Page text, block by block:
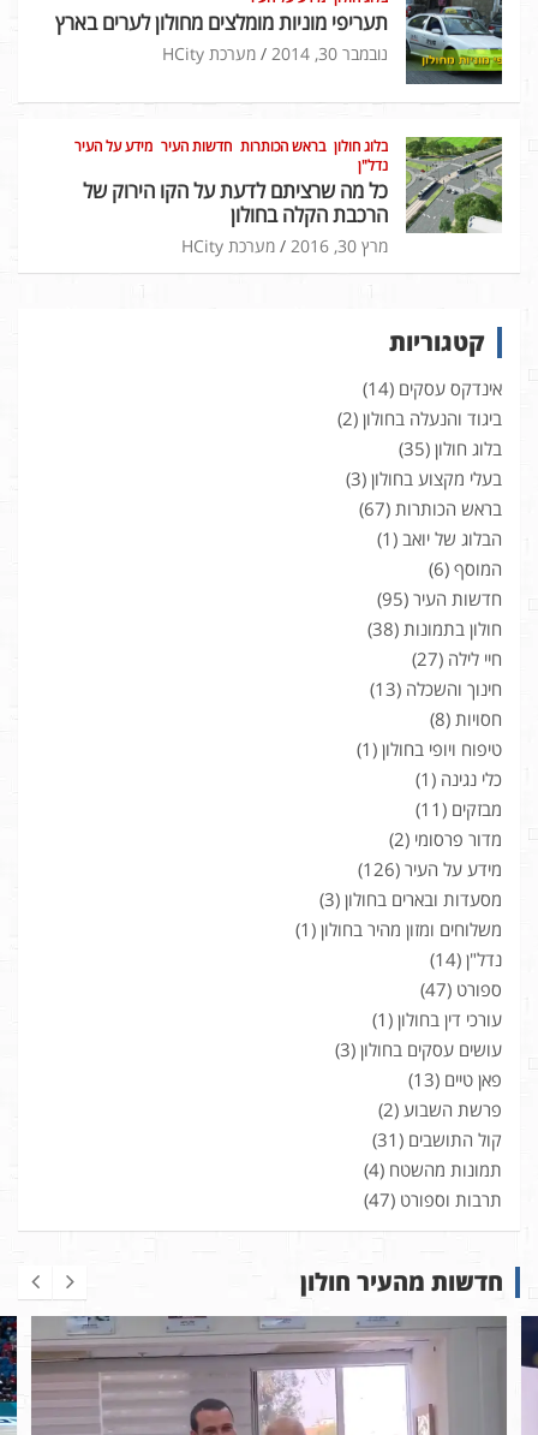
תעריפי מוניות מומלצים מחולון לערים בארץ
נובמבר 30, 2014 מערכת HCity
בלוג חולון בראש הכותרות חדשות העיר מידע על העיר
נדל"ן
כל מה שרציתם לדעת על הקו הירוק של
הרכבת הקלה בחולון
מרץ 30, 2016 מערכת HCity
קטגוריות
אינדקס עסקים (14)
ביגוד והנעלה בחולון (2)
בלוג חולון (35)
בעלי מקצוע בחולון (3)
בראש הכותרות (67)
הבלוג של יואב (1)
המוסף (6)
חדשות העיר (95)
חולון בתמונות (38)
חיי לילה (27)
חינוך והשכלה (13)
חסויות (8)
טיפוח ויופי בחולון (1)
כלי נגינה (1)
מבזקים (11)
מדור פרסומי (2)
מידע על העיר (126)
מסעדות ובארים בחולון (3)
משלוחים ומזון מהיר בחולון (1)
נדל"ן (14)
ספורט (47)
עורכי דין בחולון (1)
עושים עסקים בחולון (3)
פאן טיים (13)
פרשת השבוע (2)
קול התושבים (31)
תמונות מהשטח (4)
תרבות וספורט (47)
חדשות מהעיר חולון